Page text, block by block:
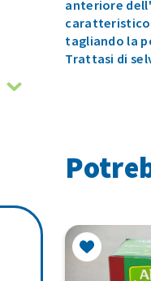
anteriore
caratteristico
tagliando la
Trattasi di